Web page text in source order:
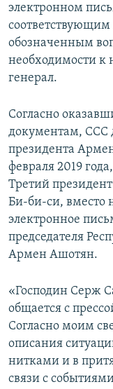
электронном
обозначенным
необходимости к
генерал.
Согласно
документам, ССС
президента
февраля 2019
Третий
Би-би-си, вместо
электронное
председателя
Армен Ашотян.
«Господин Серж
общается с
Согласно моим
описания
нитками и в
связи с